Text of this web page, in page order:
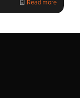
Read more